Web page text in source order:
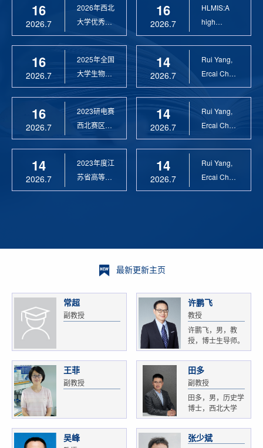
16
2026.7
2026年西北
大学优秀硕
士论文指导
16
2026.7
2025年全国
大学生物联
网设计竞赛
16
2026.7
2023研电赛
西北赛区优
秀指导教师
14
2026.7
2023年度江
苏省高等学
校科学技术
16
2026.7
HLMIS:A
high
Resolution
14
2026.7
Rui Yang,
Ercai Chen
and
14
2026.7
Rui Yang,
Ercai Chen
and
14
2026.7
Rui Yang,
Ercai Chen
and
最新更新主页
常超
副教授
许鹏飞
教授
许鹏飞，男，教
授，博士生导师。
获...
王菲
副教授
田多
副教授
田多，男，历史学
博士，西北大学
文...
吴峰 张少斌